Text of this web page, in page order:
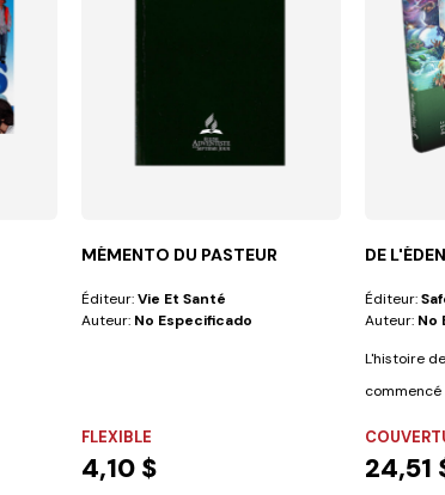
MÉMENTO DU PASTEUR
Éditeur:Vie Et Santé
Auteur: No Especificado
FLEXIBLE
4,10 $
DE
Éditeur:
Auteur: No
L'histoire
commencé
24,51